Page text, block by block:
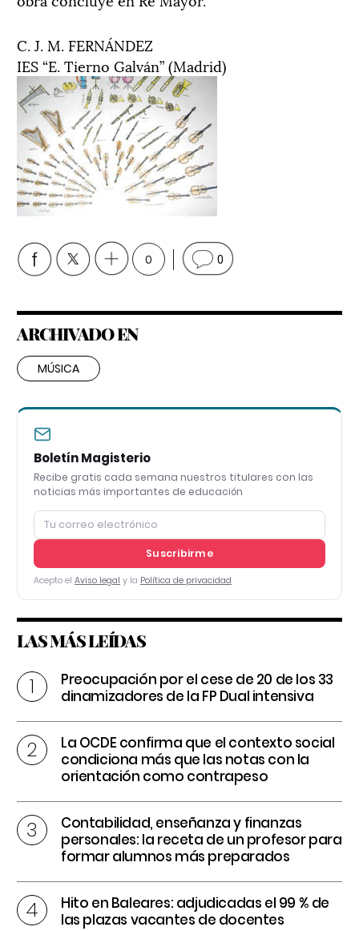
C. J. M. FERNÁNDEZ
IES “E. Tierno Galván” (Madrid)
0 0
ARCHIVADO EN
MÚSICA
Boletín Magisterio
Recibe gratis cada semana nuestros titulares con las
noticias más importantes de educación
Suscribirme
Acepto el Aviso legal y la Política de privacidad
LAS MÁS LEÍDAS
Preocupación por el cese de 20 de los 33
dinamizadores de la FP Dual intensiva
La OCDE confirma que el contexto social
condiciona más que las notas con la
orientación como contrapeso
Contabilidad, enseñanza y finanzas
personales: la receta de un profesor para
formar alumnos más preparados
Hito en Baleares: adjudicadas el 99 % de
las plazas vacantes de docentes